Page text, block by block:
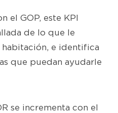
el GOP, este KPI
de lo que le
e identifica
que puedan ayudarle
se incrementa con el